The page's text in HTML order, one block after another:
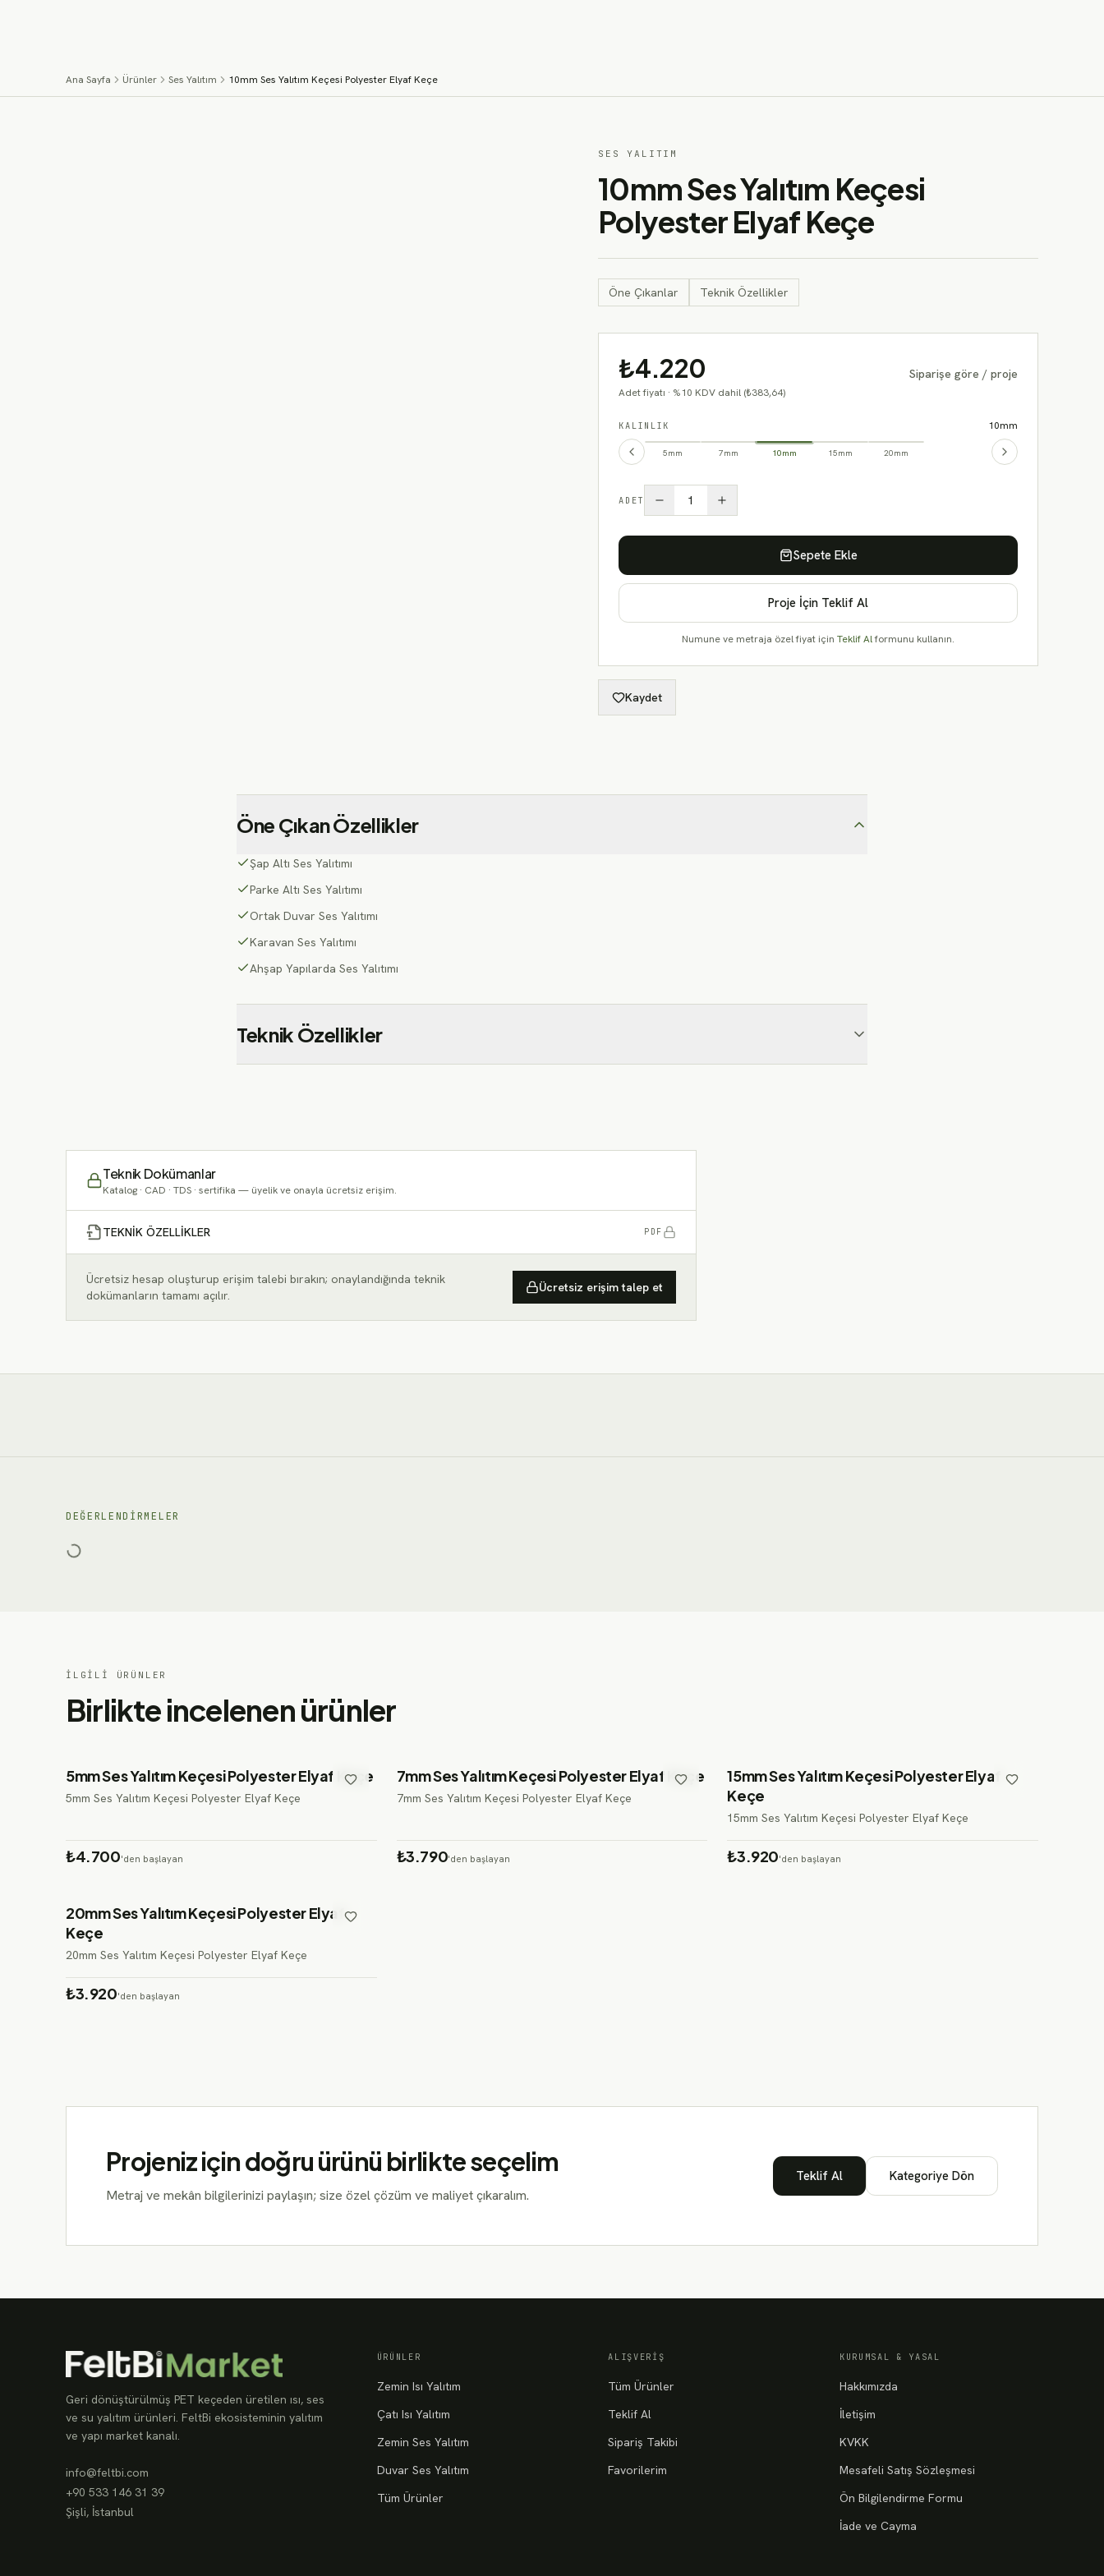
Ana Sayfa Ürünler Ses Yalıtım 10mm Ses Yalıtım Keçesi Polyester Elyaf Keçe
SES YALITIM
10mm Ses Yalıtım Keçesi
Polyester Elyaf Keçe
Öne Çıkanlar Teknik Özellikler
₺4.220 Siparişe göre / proje
Adet fiyatı · %10 KDV dahil (₺383,64)
KALINLIK 10mm
5mm 7mm 10mm 15mm 20mm
ADET 1
Sepete Ekle
Proje İçin Teklif Al
Numune ve metraja özel fiyat içinTeklif Alformunu kullanın.
Kaydet
Öne Çıkan Özellikler
Şap Altı Ses Yalıtımı
Parke Altı Ses Yalıtımı
Ortak Duvar Ses Yalıtımı
Karavan Ses Yalıtımı
Ahşap Yapılarda Ses Yalıtımı
Teknik Özellikler
Değerler tipik/temsilidir; nihai teknik değerler için Teknik Föy'ü (TDS) inceleyin.
Teknik Dokümanlar
Katalog · CAD · TDS · sertifika — üyelik ve onayla ücretsiz erişim.
TEKNİK ÖZELLİKLER PDF
Ücretsiz hesap oluşturup erişim talebi bırakın; onaylandığında teknik
dokümanların tamamı açılır.
Ücretsiz erişim talep et
DEĞERLENDIRMELER
İLGILI ÜRÜNLER
Birlikte incelenen ürünler
5mm Ses Yalıtım Keçesi Polyester Elyaf Keçe
5mm Ses Yalıtım Keçesi Polyester Elyaf Keçe
₺4.700'den başlayan
7mm Ses Yalıtım Keçesi Polyester Elyaf Keçe
7mm Ses Yalıtım Keçesi Polyester Elyaf Keçe
₺3.790'den başlayan
15mm Ses Yalıtım Keçesi Polyester Elyaf
Keçe
15mm Ses Yalıtım Keçesi Polyester Elyaf Keçe
₺3.920'den başlayan
20mm Ses Yalıtım Keçesi Polyester Elyaf
Keçe
20mm Ses Yalıtım Keçesi Polyester Elyaf Keçe
₺3.920'den başlayan
Projeniz için doğru ürünü birlikte seçelim
Metraj ve mekân bilgilerinizi paylaşın; size özel çözüm ve maliyet çıkaralım.
Teklif Al Kategoriye Dön
Geri dönüştürülmüş PET keçeden üretilen ısı, ses
ve su yalıtım ürünleri. FeltBi ekosisteminin yalıtım
ve yapı market kanalı.
info@feltbi.com
+90 533 146 31 39
Şişli, İstanbul
ÜRÜNLER
Zemin Isı Yalıtım
Çatı Isı Yalıtım
Zemin Ses Yalıtım
Duvar Ses Yalıtım
Tüm Ürünler
ALIŞVERIŞ
Tüm Ürünler
Teklif Al
Sipariş Takibi
Favorilerim
KURUMSAL & YASAL
Hakkımızda
İletişim
KVKK
Mesafeli Satış Sözleşmesi
Ön Bilgilendirme Formu
İade ve Cayma